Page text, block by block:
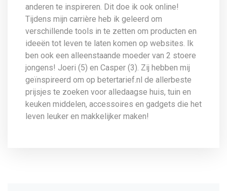
anderen te inspireren. Dit doe ik ook online!
Tijdens mijn carrière heb ik geleerd om
verschillende tools in te zetten om producten en
ideeën tot leven te laten komen op websites. Ik
ben ook een alleenstaande moeder van 2 stoere
jongens! Joeri (5) en Casper (3). Zij hebben mij
geïnspireerd om op betertarief.nl de allerbeste
prijsjes te zoeken voor alledaagse huis, tuin en
keuken middelen, accessoires en gadgets die het
leven leuker en makkelijker maken!